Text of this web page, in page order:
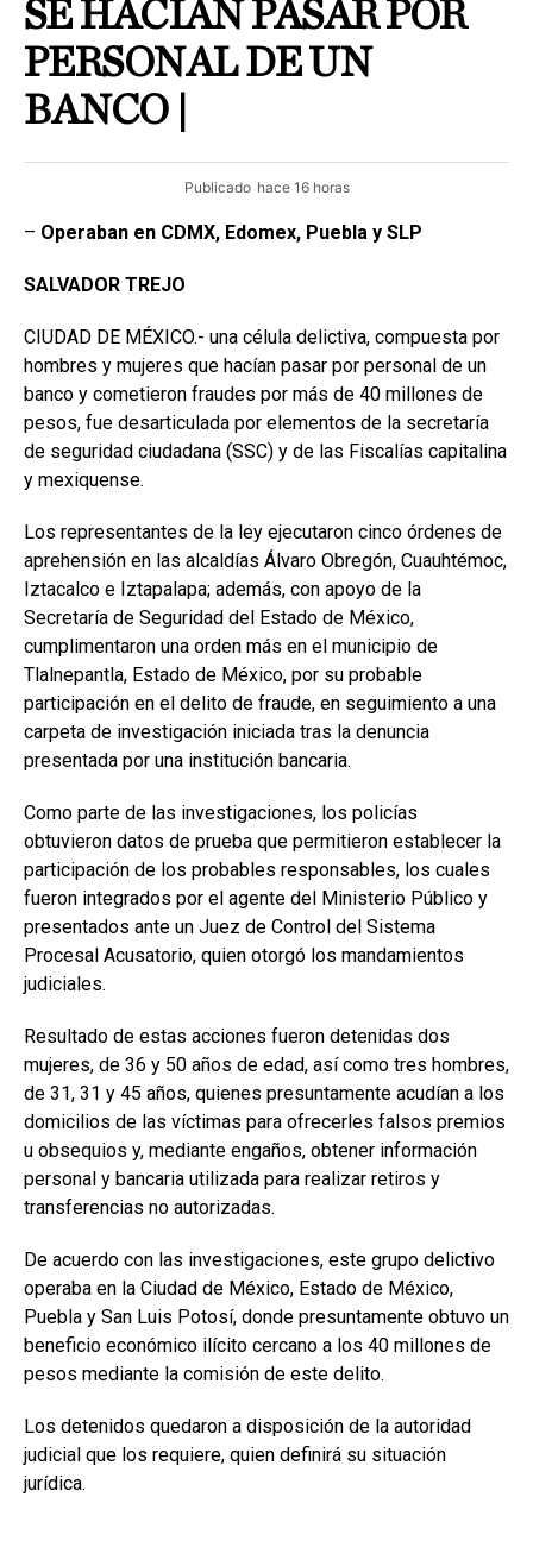
SE HACÍAN PASAR POR
PERSONAL DE UN
BANCO |
Publicado hace 16 horas
– Operaban en CDMX, Edomex, Puebla y SLP
SALVADOR TREJO
CIUDAD DE MÉXICO.- una célula delictiva, compuesta por
hombres y mujeres que hacían pasar por personal de un
banco y cometieron fraudes por más de 40 millones de
pesos, fue desarticulada por elementos de la secretaría
de seguridad ciudadana (SSC) y de las Fiscalías capitalina
y mexiquense.
Los representantes de la ley ejecutaron cinco órdenes de
aprehensión en las alcaldías Álvaro Obregón, Cuauhtémoc,
Iztacalco e Iztapalapa; además, con apoyo de la
Secretaría de Seguridad del Estado de México,
cumplimentaron una orden más en el municipio de
Tlalnepantla, Estado de México, por su probable
participación en el delito de fraude, en seguimiento a una
carpeta de investigación iniciada tras la denuncia
presentada por una institución bancaria.
Como parte de las investigaciones, los policías
obtuvieron datos de prueba que permitieron establecer la
participación de los probables responsables, los cuales
fueron integrados por el agente del Ministerio Público y
presentados ante un Juez de Control del Sistema
Procesal Acusatorio, quien otorgó los mandamientos
judiciales.
Resultado de estas acciones fueron detenidas dos
mujeres, de 36 y 50 años de edad, así como tres hombres,
de 31, 31 y 45 años, quienes presuntamente acudían a los
domicilios de las víctimas para ofrecerles falsos premios
u obsequios y, mediante engaños, obtener información
personal y bancaria utilizada para realizar retiros y
transferencias no autorizadas.
De acuerdo con las investigaciones, este grupo delictivo
operaba en la Ciudad de México, Estado de México,
Puebla y San Luis Potosí, donde presuntamente obtuvo un
beneficio económico ilícito cercano a los 40 millones de
pesos mediante la comisión de este delito.
Los detenidos quedaron a disposición de la autoridad
judicial que los requiere, quien definirá su situación
jurídica.